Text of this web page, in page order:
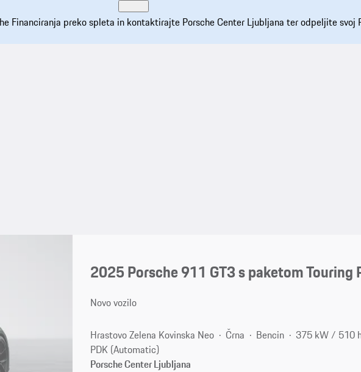
Financiranja preko spleta in kontaktirajte Porsche Center Ljubljana ter odpeljite svoj
2025 Porsche 911 GT3 s paketom Touring
Novo vozilo
Hrastovo Zelena Kovinska Neo Črna Bencin 375 kW / 510
PDK (Automatic)
Porsche Center Ljubljana